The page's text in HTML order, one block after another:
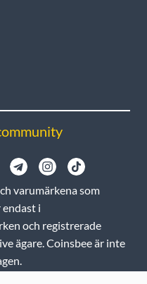
varumärkena som
i
och registrerade
ägare. Coinsbee är inte